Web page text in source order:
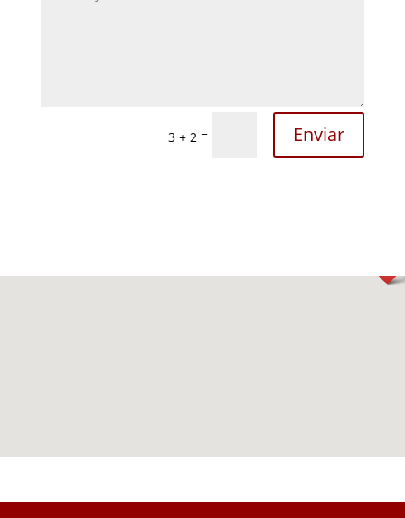
3 + 2 = Enviar